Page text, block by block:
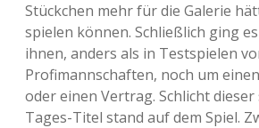
Stückchen mehr für die Galerie
spielen können. Schließlich ging
ihnen, anders als in Testspielen
Profimannschaften, noch um
oder einen Vertrag. Schlicht dieser
Tages-Titel stand auf dem Spiel.